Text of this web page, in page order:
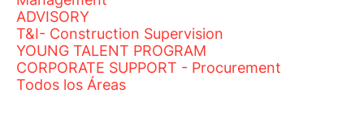
ADVISORY
T&I- Construction Supervision
YOUNG TALENT PROGRAM
CORPORATE SUPPORT - Procurement
Todos los Áreas